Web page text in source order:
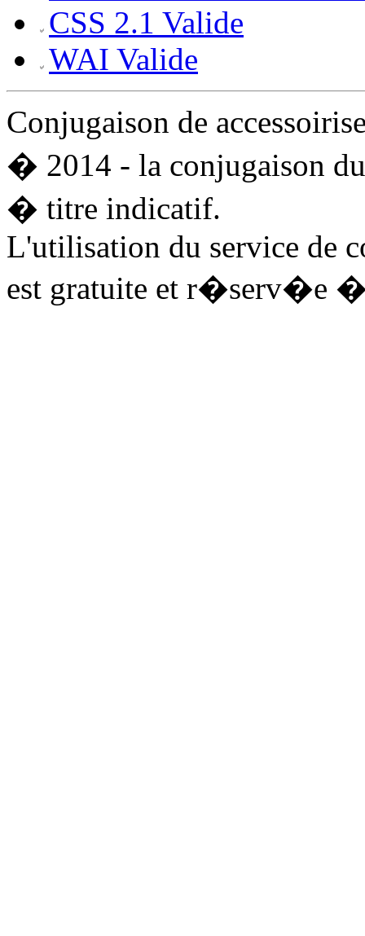
CSS 2.1 Valide
WAI Valide
Conjugaison de
� 2014 - la conjugaison
� titre indicatif.
L'utilisation du service de
est gratuite et r�serv�e �